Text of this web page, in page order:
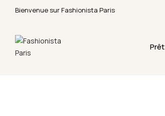
Bienvenue sur Fashionista Paris
Fermeture annuelle du 17 juillet